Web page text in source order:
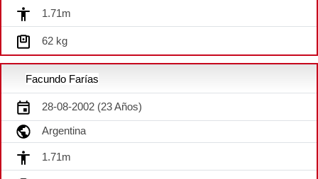
1.71m
62 kg
Facundo Farías
28-08-2002 (23 Años)
Argentina
1.71m